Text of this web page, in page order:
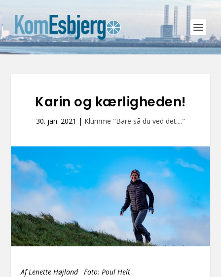
Karin og kærligheden!
30. jan. 2021 | Klumme "Bare så du ved det...."
Af Lenette Højland Foto: Poul Helt